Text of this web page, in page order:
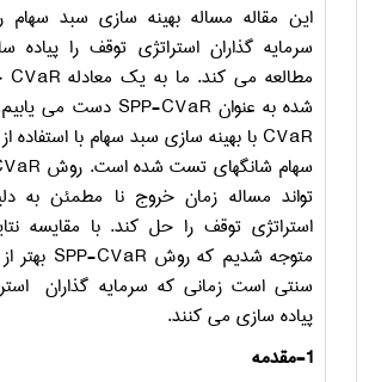
این مقاله مساله بهینه­ سازی سبد سهام
سرمایه­ گذاران استراتژی توقف را
مطالعه می ­کند. ما به یک معادله CVaR
شده به عنوان SPP-CVaR دست می
CVaR با بهینه­ سازی سبد سهام با استفاده
سهام شانگهای تست شده است. روش
تواند مساله زمان خروج نا مطمئن به
استراتژی توقف را حل کند. با مقایسه
متوجه شدیم که روش SPP-CVaR بهتر
سنتی است زمانی که سرمایه­ گذاران
پیاده­ سازی می ­کنند.
1-مقدمه